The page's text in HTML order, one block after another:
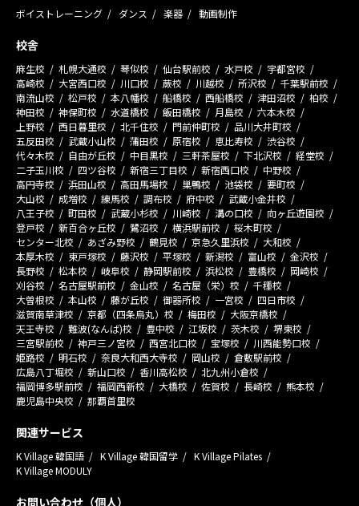
ボイストレーニング ダンス 楽器 動画制作
校舎
麻生校 札幌大通校 琴似校 仙台駅前校 水戸校
宇都宮校
高崎校
大宮西口校 川口校 蕨校 川越校 所沢校
千葉駅前校
南流山校
松戸校 本八幡校 船橋校 西船橋校 津田沼校
柏校
神田校
神保町校 水道橋校 飯田橋校 月島校
六本木校
上野校
西日暮里校 北千住校 門前仲町校
品川大井町校
五反田校
武蔵小山校 蒲田校 原宿校 恵比寿校
渋谷校
代々木校
自由が丘校 中目黒校 三軒茶屋校 下北沢校
経堂校
二子玉川校
四ツ谷校 新宿三丁目校 新宿西口校
中野校
高円寺校
浜田山校 高田馬場校 巣鴨校 池袋校
要町校
大山校
成増校 練馬校 調布校 府中校
武蔵小金井校
八王子校
町田校 武蔵小杉校 川崎校 溝の口校
向ヶ丘遊園校
登戸校
新百合ヶ丘校 鷺沼校 横浜駅前校
桜木町校
センター北校
あざみ野校 鶴見校 京急久里浜校
大和校
本厚木校
東戸塚校 藤沢校 平塚校 新潟校 富山校
金沢校
長野校
松本校 岐阜校 静岡駅前校 浜松校 豊橋校
岡崎校
刈谷校
名古屋駅前校 金山校 名古屋（栄）校
千種校
大曽根校
本山校 藤が丘校 御器所校 一宮校
四日市校
滋賀南草津校
京都（四条烏丸）校 梅田校
大阪京橋校
天王寺校
難波(なんば)校 豊中校 江坂校 茨木校
堺東校
三宮駅前校
神戸三ノ宮校 西宮北口校 宝塚校
川西能勢口校
姫路校
明石校 奈良大和西大寺校 岡山校
倉敷駅前校
広島八丁堀校
新山口校 香川高松校
北九州小倉校
福岡博多駅前校
福岡西新校 大橋校 佐賀校 長崎校
熊本校
鹿児島中央校
那覇首里校
関連サービス
K Village 韓国語 K Village 韓国留学
K Village Pilates
K Village MODULY
お問い合わせ（個人）